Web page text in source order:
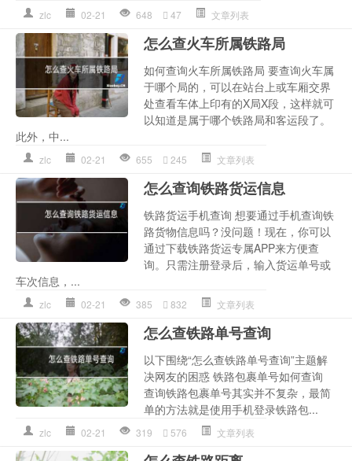
zlc 02-21 648 47 文章列表
怎么查火车所属铁路局
如何查询火车所属铁路局 要查询火车属
于哪个局的，可以在站台上或车厢交界
处查看车体上印有的X局X段，这样就可
以知道是属于哪个铁路局和客运段了。
此外，中...
zlc 02-21 655 245 文章列表
怎么查询铁路货运信息
铁路货运手机查询 想要通过手机查询铁
路货物信息吗？没问题！现在，你可以
通过下载铁路货运专属APP来方便查
询。只需注册登录后，输入货运单号或
车次信息，...
zlc 02-21 385 832 文章列表
怎么查铁路单号查询
以下围绕“怎么查铁路单号查询”主题解
决网友的困惑 铁路包裹单号如何查询
查询铁路包裹单号其实并不复杂，最简
单的方法就是使用手机登录铁路包...
zlc 02-21 319 576 文章列表